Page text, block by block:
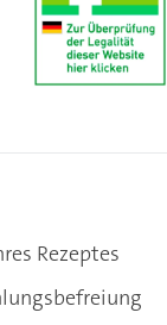
Rezeptes